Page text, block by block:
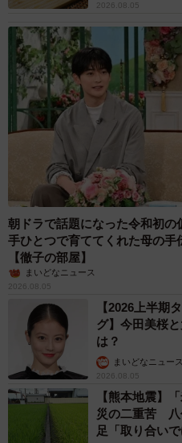
2026.08.05
朝ドラで話題になった令和初
手ひとつで育ててくれた母の手
【徹子の部屋】
まいどなニュース
2026.08.05
【2026上半期
グ】今田美桜
は？
まいどなニュー
2026.08.05
【熊本地震】
災の二重苦 八
足「取り合い